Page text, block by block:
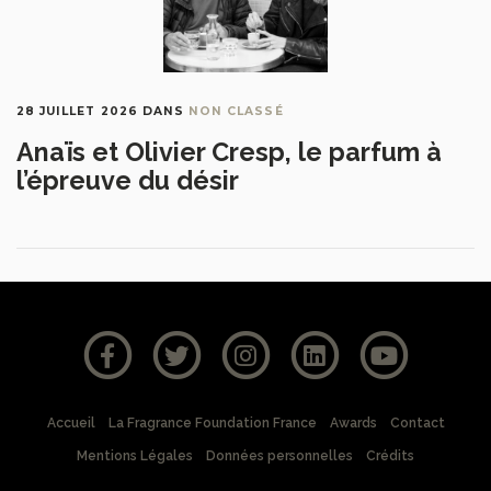
28 JUILLET 2026 DANS NON CLASSÉ
Anaïs et Olivier Cresp, le parfum à
l’épreuve du désir
Accueil La Fragrance Foundation France Awards Contact
Mentions Légales Données personnelles Crédits